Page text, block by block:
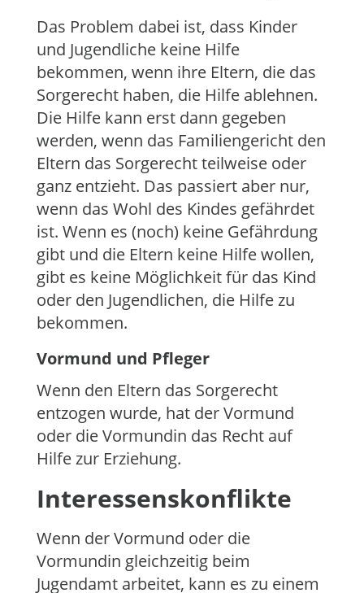
Das Problem dabei ist, dass Kinder
und Jugendliche keine Hilfe
bekommen, wenn ihre Eltern, die das
Sorgerecht haben, die Hilfe ablehnen.
Die Hilfe kann erst dann gegeben
werden, wenn das Familiengericht den
Eltern das Sorgerecht teilweise oder
ganz entzieht. Das passiert aber nur,
wenn das Wohl des Kindes gefährdet
ist. Wenn es (noch) keine Gefährdung
gibt und die Eltern keine Hilfe wollen,
gibt es keine Möglichkeit für das Kind
oder den Jugendlichen, die Hilfe zu
bekommen.
Vormund und Pfleger
Wenn den Eltern das Sorgerecht
entzogen wurde, hat der Vormund
oder die Vormundin das Recht auf
Hilfe zur Erziehung.
Interessenskonflikte
Wenn der Vormund oder die
Vormundin gleichzeitig beim
Jugendamt arbeitet, kann es zu einem